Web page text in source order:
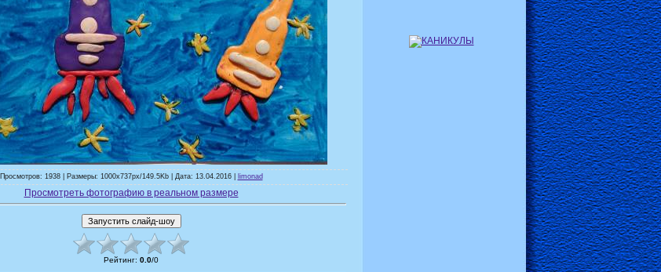
Просмотров: 1938 | Размеры: 1000x737px/149.5Kb | Дата: 13.04.2016 | limonad
Просмотреть фотографию в реальном размере
Рейтинг: 0.0/0